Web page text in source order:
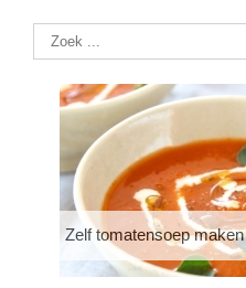
Zelf tomatensoep maken